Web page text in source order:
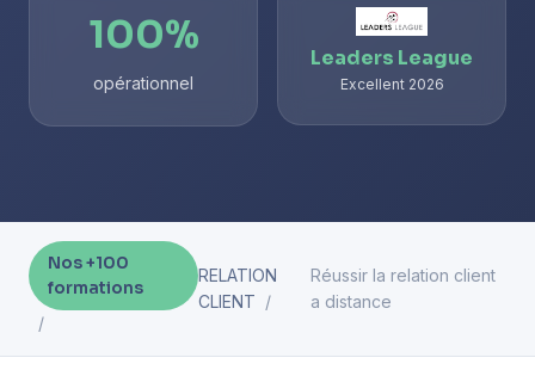
100%
opérationnel
Leaders League
Excellent 2026
Nos +100
formations
RELATION
CLIENT
Réussir la relation client
a distance